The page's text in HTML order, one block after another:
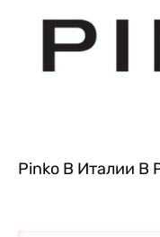
Pinko В Италии В